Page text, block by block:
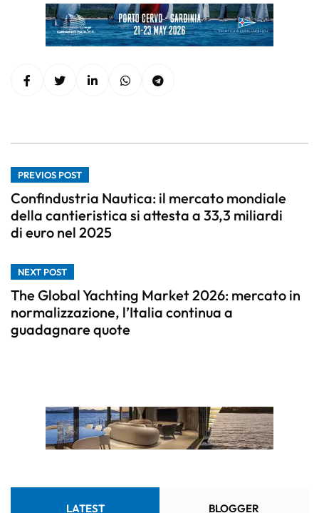
PREVIOS POST
Confindustria Nautica: il mercato mondiale
della cantieristica si attesta a 33,3 miliardi
di euro nel 2025
NEXT POST
The Global Yachting Market 2026: mercato in
normalizzazione, l’Italia continua a
guadagnare quote
LATEST BLOGGER